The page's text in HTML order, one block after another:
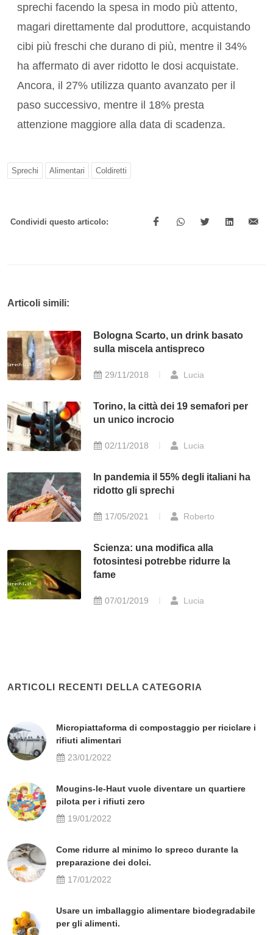
sprechi facendo la spesa in modo più attento,
magari direttamente dal produttore, acquistando
cibi più freschi che durano di più, mentre il 34%
ha affermato di aver ridotto le dosi acquistate.
Ancora, il 27% utilizza quanto avanzato per il
paso successivo, mentre il 18% presta
attenzione maggiore alla data di scadenza.
Sprechi Alimentari Coldiretti
Condividi questo articolo:
Articoli simili:
Bologna Scarto, un drink basato
sulla miscela antispreco
29/11/2018 Lucia
Torino, la città dei 19 semafori per
un unico incrocio
02/11/2018 Lucia
In pandemia il 55% degli italiani ha
ridotto gli sprechi
17/05/2021 Roberto
Scienza: una modifica alla
fotosintesi potrebbe ridurre la
fame
07/01/2019 Lucia
ARTICOLI RECENTI DELLA CATEGORIA
Micropiattaforma di compostaggio per riciclare i
rifiuti alimentari
23/01/2022
Mougins-le-Haut vuole diventare un quartiere
pilota per i rifiuti zero
19/01/2022
Come ridurre al minimo lo spreco durante la
preparazione dei dolci.
17/01/2022
Usare un imballaggio alimentare biodegradabile
per gli alimenti.